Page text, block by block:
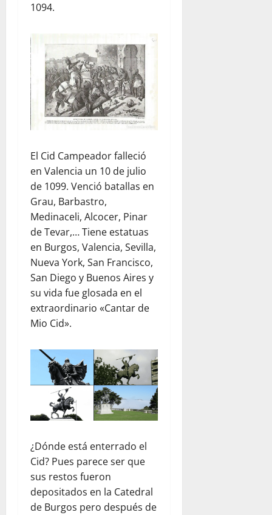
1094.
El Cid Campeador falleció
en Valencia un 10 de julio
de 1099. Venció batallas en
Grau, Barbastro,
Medinaceli, Alcocer, Pinar
de Tevar,… Tiene estatuas
en Burgos, Valencia, Sevilla,
Nueva York, San Francisco,
San Diego y Buenos Aires y
su vida fue glosada en el
extraordinario «Cantar de
Mio Cid».
¿Dónde está enterrado el
Cid? Pues parece ser que
sus restos fueron
depositados en la Catedral
de Burgos pero después de